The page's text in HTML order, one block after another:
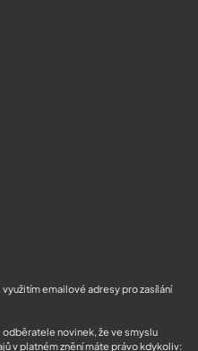
emailové adresy pro zasílání
novinek, že ve smyslu
v platném znění máte právo kdykoliv: